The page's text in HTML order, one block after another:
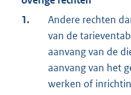
1.
Andere rechten
van de
aanvang van de
aanvang van het
werken of